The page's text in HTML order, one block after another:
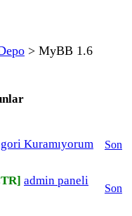
> MyBB 1.6
Kuramıyorum
Son
admin paneli
Son